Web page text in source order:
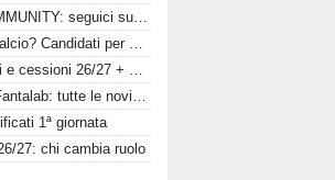
Tuttofantacalcio, la nostra COMMUNITY: seguici sui nostri canali social
Vuoi scrivere di calcio e fantacalcio? Candidati per Tuttofantacalcio
Calciomercato Serie A: acquisti e cessioni 26/27 + schede al fantacalcio
Fantacalcio, è uscito il nuovo Fantalab: tutte le novità 2026-2027
1ª giornata
27: chi cambia ruolo